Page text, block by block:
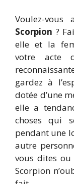
Voulez-vous
Scorpion ?
elle et la
votre acte
gardez à
dotée d’une
elle a
choses qui
pendant une
autre
vous dites
Scorpion